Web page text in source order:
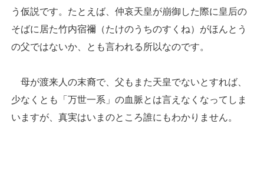
う仮説です。たとえば、仲哀天皇が崩御した際に皇后の
そばに居た竹内宿禰（たけのうちのすくね）がほんとう
の父ではないか、とも言われる所以なのです。
母が渡来人の末裔で、父もまた天皇でないとすれば、
少なくとも「万世一系」の血脈とは言えなくなってしま
いますが、真実はいまのところ誰にもわかりません。